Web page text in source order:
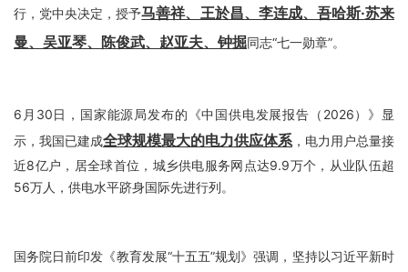
行，党中央决定，授予马善祥、王於昌、李连成、吾哈斯·苏来
曼、吴亚琴、陈俊武、赵亚夫、钟掘同志“七一勋章”。
6月30日，国家能源局发布的《中国供电发展报告（2026）》显
示，我国已建成全球规模最大的电力供应体系 ，电力用户总量接
近8亿户，居全球首位，城乡供电服务网点达9.9万个，从业队伍超
56万人，供电水平跻身国际先进行列。
国务院日前印发《教育发展“十五五”规划》强调，坚持以习近平新时